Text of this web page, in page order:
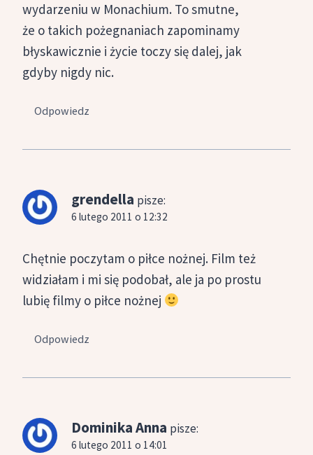
wydarzeniu w Monachium. To smutne,
że o takich pożegnaniach zapominamy
błyskawicznie i życie toczy się dalej, jak
gdyby nigdy nic.
Odpowiedz
grendella pisze:
6 lutego 2011 o 12:32
Chętnie poczytam o piłce nożnej. Film też
widziałam i mi się podobał, ale ja po prostu
lubię filmy o piłce nożnej
Odpowiedz
Dominika Anna pisze:
6 lutego 2011 o 14:01